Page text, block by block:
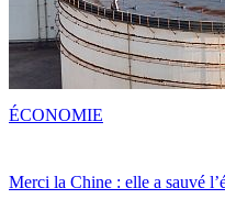
Merci la Chine : elle a sauvé
ÉCONOMIE